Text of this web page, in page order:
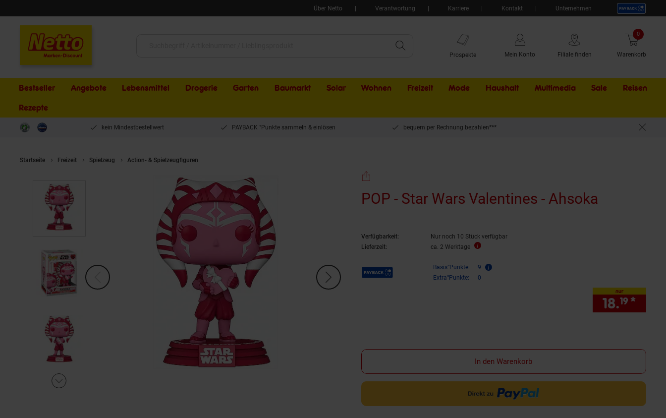
Über Netto Verantwortung Karriere Kontakt Unternehmen
Prospekte Mein Konto Filiale finden Warenkorb
0 Artikel
Bestseller Angebote Lebensmittel Drogerie Garten Baumarkt Solar Wohnen Freizeit Mode Haushalt Multimedia Sale Externer
Reisen
Rezepte
kein Mindestbestellwert PAYBACK °Punkte sammeln & einlösen bequem per Rechnung bezahlen***
Startseite Freizeit Spielzeug Action- & Spielzeugfiguren
POP - Star Wars Valentines - Ahsoka
Verfügbarkeit:
Nur noch 10 Stück verfügbar
Lieferzeit:
ca. 2 Werktage
Payback Punkte Basis°Punkte:
9
Extra°Punkte:
0
nur
18.19 *
In den Warenkorb